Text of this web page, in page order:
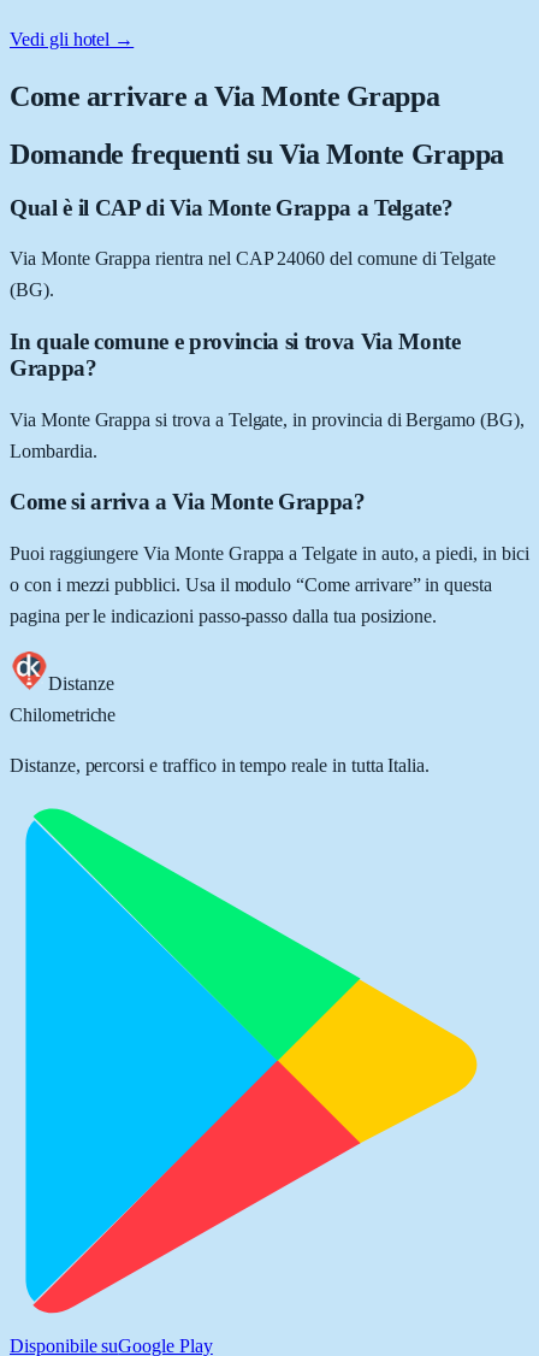
Vedi gli hotel →
Come arrivare aVia Monte Grappa
Domande frequenti su Via Monte Grappa
Qual è il CAP di Via Monte Grappa a Telgate?
Via Monte Grappa rientra nel CAP 24060 del comune di Telgate
(BG).
In quale comune e provincia si trova Via Monte
Grappa?
Via Monte Grappa si trova a Telgate, in provincia di Bergamo (BG),
Lombardia.
Come si arriva a Via Monte Grappa?
Puoi raggiungere Via Monte Grappa a Telgate in auto, a piedi, in bici
o con i mezzi pubblici. Usa il modulo “Come arrivare” in questa
pagina per le indicazioni passo-passo dalla tua posizione.
Distanze
Chilometriche
Distanze, percorsi e traffico in tempo reale in tutta Italia.
Disponibile suGoogle Play